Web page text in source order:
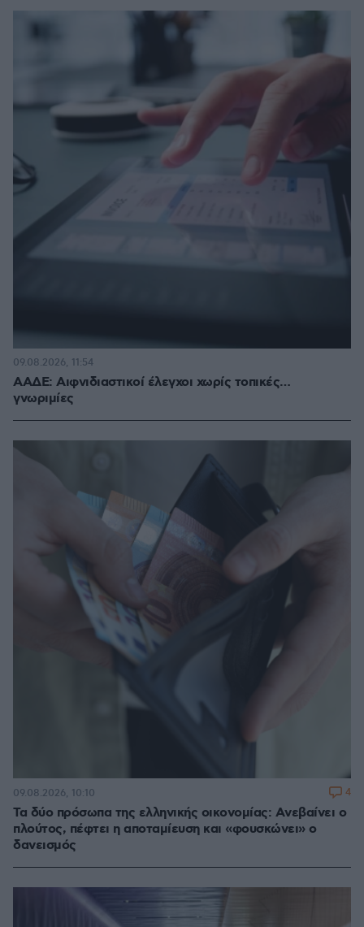
ΑΑΔΕ: Αιφνιδιαστικοί έλεγχοι χωρίς τοπικές…
γνωριμίες
09.08.2026, 11:54
Τα δύο πρόσωπα της ελληνικής οικονομίας: Aνεβαίνει ο
πλούτος, πέφτει η αποταμίευση και «φουσκώνει» ο
δανεισμός
09.08.2026, 10:10 4